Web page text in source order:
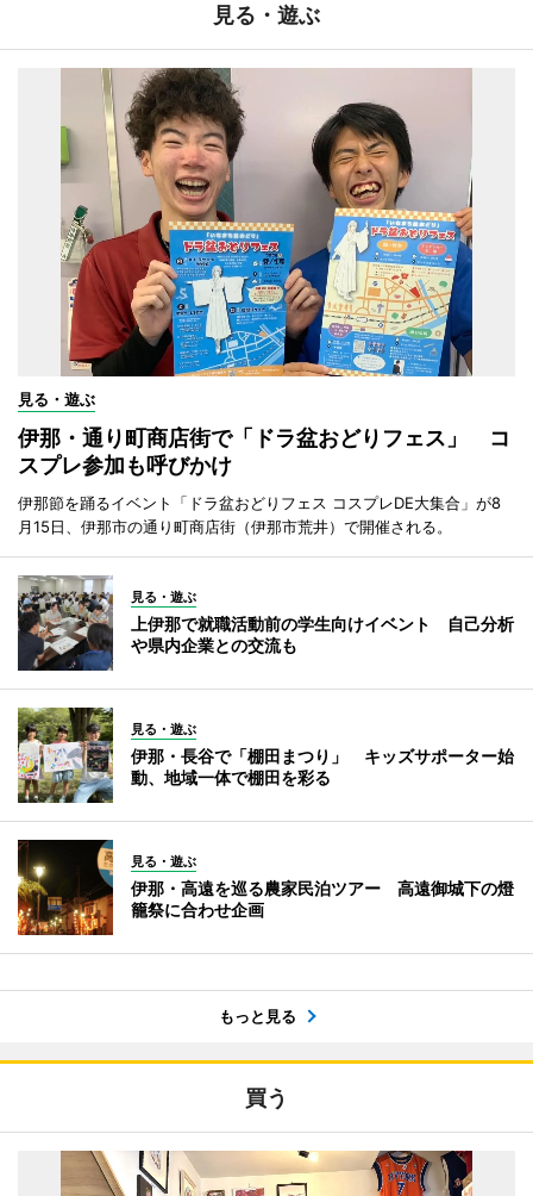
見る・遊ぶ
見る・遊ぶ
伊那・通り町商店街で「ドラ盆おどりフェス」 コ
スプレ参加も呼びかけ
伊那節を踊るイベント「ドラ盆おどりフェス コスプレDE大集合」が8
月15日、伊那市の通り町商店街（伊那市荒井）で開催される。
見る・遊ぶ
上伊那で就職活動前の学生向けイベント 自己分析
や県内企業との交流も
見る・遊ぶ
伊那・長谷で「棚田まつり」 キッズサポーター始
動、地域一体で棚田を彩る
見る・遊ぶ
伊那・高遠を巡る農家民泊ツアー 高遠御城下の燈
籠祭に合わせ企画
もっと見る
買う